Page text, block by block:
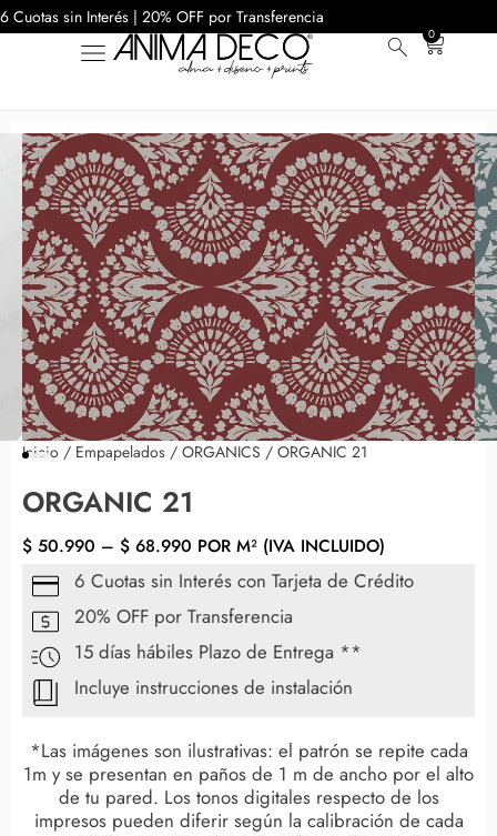
6 Cuotas sin Interés | 20% OFF por Transferencia
0
Inicio / Empapelados / ORGANICS / ORGANIC 21
ORGANIC 21
$ 50.990 – $ 68.990 POR M² (IVA INCLUIDO)
6 Cuotas sin Interés con Tarjeta de Crédito
20% OFF por Transferencia
15 días hábiles Plazo de Entrega **
Incluye instrucciones de instalación
*Las imágenes son ilustrativas: el patrón se repite cada
1m y se presentan en paños de 1 m de ancho por el alto
de tu pared. Los tonos digitales respecto de los
impresos pueden diferir según la calibración de cada